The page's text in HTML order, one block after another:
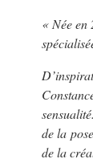
« Née en
de la
de la